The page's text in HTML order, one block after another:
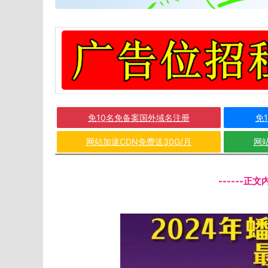
免10名免备案国外域名注册 免
网站加速CDN免费送30G/月 网
------正文